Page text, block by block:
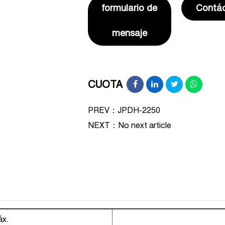
formulario de
mensaje
CUOTA
PREV：JPDH-2250
NEXT： No next article